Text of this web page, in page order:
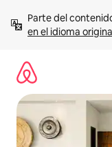
contenido
Parte del
en el idioma